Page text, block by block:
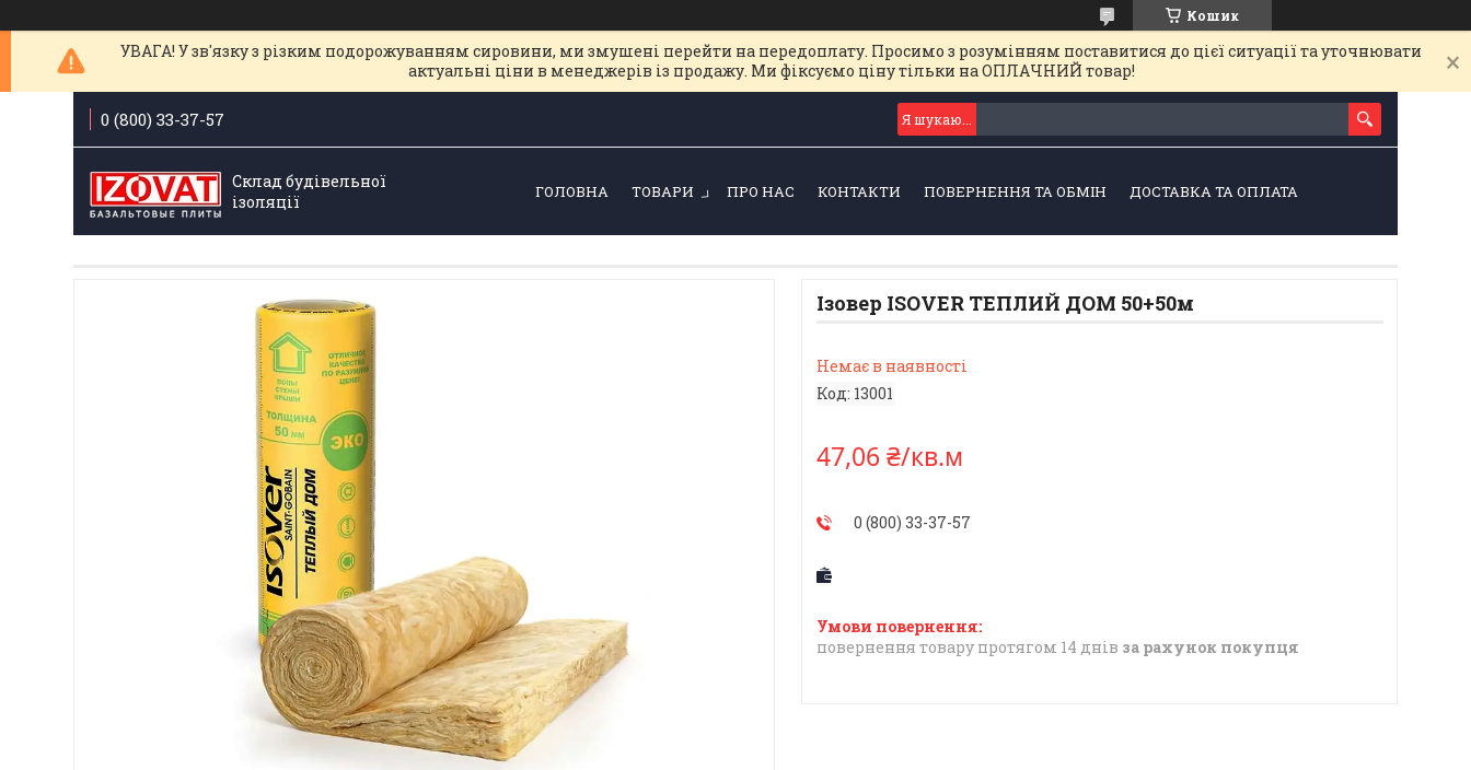
Кошик
УВАГА! У зв'язку з різким подорожуванням сировини, ми змушені перейти на передоплату. Просимо з розумінням поставитися до цієї ситуації та уточнювати
актуальні ціни в менеджерів із продажу. Ми фіксуємо ціну тільки на ОПЛАЧНИЙ товар!
0 (800) 33-37-57
Склад будівельної
ізоляції
ГОЛОВНА ТОВАРИ ПРО НАС КОНТАКТИ ПОВЕРНЕННЯ ТА ОБМІН ДОСТАВКА ТА ОПЛАТА
Ізовер ISOVER ТЕПЛИЙ ДОМ 50+50м
Немає в наявності
Код: 13001
47,06 ₴/кв.м
0 (800) 33-37-57
повернення товару протягом 14 днів за рахунок покупця